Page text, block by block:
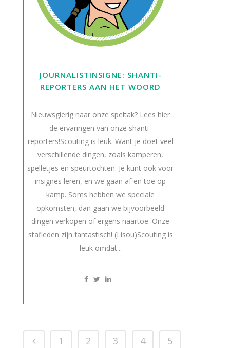
JOURNALISTINSIGNE: SHANTI-
REPORTERS AAN HET WOORD
Nieuwsgierig naar onze speltak? Lees hier
de ervaringen van onze shanti-
reporters!Scouting is leuk. Want je doet veel
verschillende dingen, zoals kamperen,
spelletjes en speurtochten. Je kunt ook voor
insignes leren, en we gaan af en toe op
kamp. Soms hebben we speciale
opkomsten, dan gaan we bijvoorbeeld
dingen verkopen of ergens naartoe. Onze
stafleden zijn fantastisch! (Lisou)Scouting is
leuk omdat...
1 2 3 4
5